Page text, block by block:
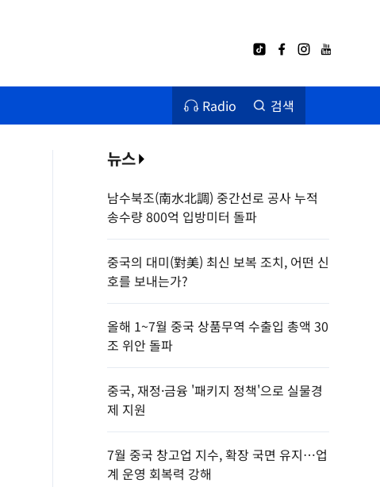
Radio 검색
뉴스
남수북조(南水北調) 중간선로 공사 누적
송수량 800억 입방미터 돌파
중국의 대미(對美) 최신 보복 조치, 어떤 신
호를 보내는가?
올해 1~7월 중국 상품무역 수출입 총액 30
조 위안 돌파
중국, 재정·금융 '패키지 정책'으로 실물경
제 지원
7월 중국 창고업 지수, 확장 국면 유지…업
계 운영 회복력 강해